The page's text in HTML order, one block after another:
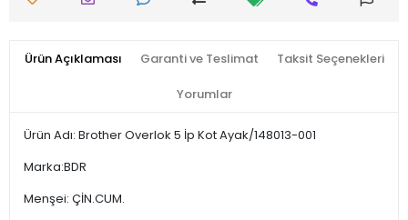
Ürün Açıklaması Garanti ve Teslimat Taksit Seçenekleri
Yorumlar
Ürün Adı: Brother Overlok 5 İp Kot Ayak/148013-001
Marka:BDR
Menşei: ÇİN.CUM.